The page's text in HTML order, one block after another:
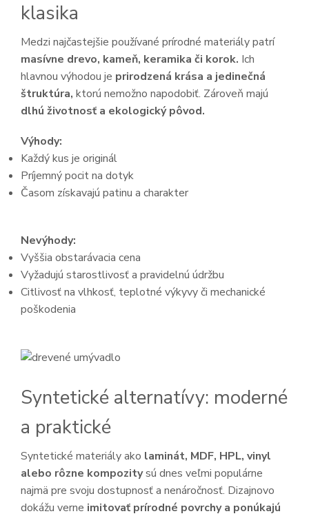
klasika
Medzi najčastejšie používané prírodné materiály patrí
masívne drevo, kameň, keramika či korok. Ich
hlavnou výhodou je prirodzená krása a jedinečná
štruktúra, ktorú nemožno napodobiť. Zároveň majú
dlhú životnosť a ekologický pôvod.
Výhody:
Každý kus je originál
Príjemný pocit na dotyk
Časom získavajú patinu a charakter
Nevýhody:
Vyššia obstarávacia cena
Vyžadujú starostlivosť a pravidelnú údržbu
Citlivosť na vlhkosť, teplotné výkyvy či mechanické
poškodenia
Syntetické alternatívy: moderné
a praktické
Syntetické materiály ako laminát, MDF, HPL, vinyl
alebo rôzne kompozitysú dnes veľmi populárne
najmä pre svoju dostupnosť a nenáročnosť. Dizajnovo
dokážu verne imitovať prírodné povrchy a ponúkajú